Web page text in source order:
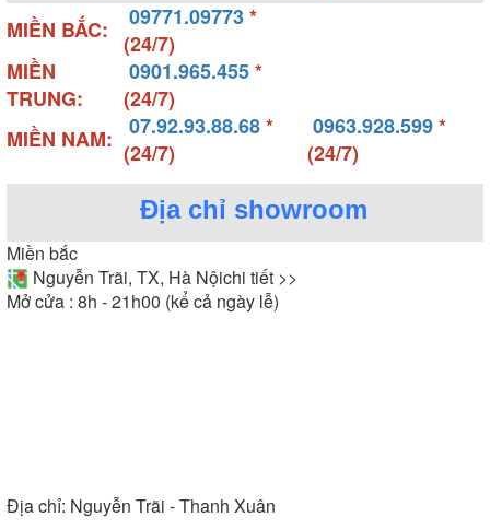
MIỀN BẮC: 09771.09773*
(24/7)
MIỀN
TRUNG:
0901.965.455*
(24/7)
MIỀN NAM:
07.92.93.88.68*
(24/7)
0963.928.599*
(24/7)
Địa chỉ showroom
Miền bắc
Nguyễn Trãi, TX, Hà Nộichi tiết >>
Mở cửa : 8h - 21h00 (kể cả ngày lễ)
Địa chỉ: Nguyễn Trãi - Thanh Xuân